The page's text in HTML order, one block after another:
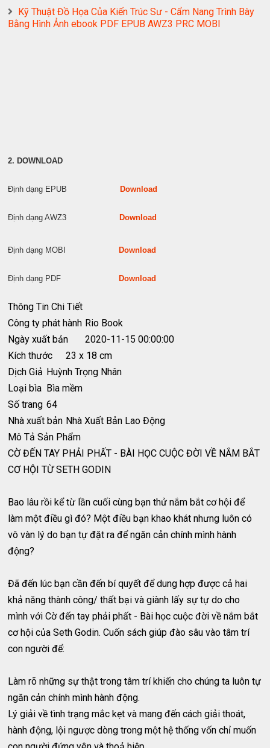
Kỹ Thuật Đồ Họa Của Kiến Trúc Sư - Cẩm Nang Trình Bày
Bằng Hình Ảnh ebook PDF EPUB AWZ3 PRC MOBI
2. DOWNLOAD
Định dạng EPUB Download
Định dạng AWZ3 Download
Định dạng MOBI Download
Định dạng PDF Download
Thông Tin Chi Tiết
Công ty phát hành Rio Book
Ngày xuất bản
2020-11-15 00:00:00
Kích thước
23 x 18 cm
Dịch Giả Huỳnh Trọng Nhân
Loại bìa Bìa mềm
Số trang 64
Nhà xuất bản Nhà Xuất Bản Lao Động
Mô Tả Sản Phẩm
CỜ ĐẾN TAY PHẢI PHẤT - BÀI HỌC CUỘC ĐỜI VỀ NẮM BẮT
CƠ HỘI TỪ SETH GODIN
Bao lâu rồi kể từ lần cuối cùng bạn thử nắm bắt cơ hội để
làm một điều gì đó? Một điều bạn khao khát nhưng luôn có
vô vàn lý do bạn tự đặt ra để ngăn cản chính mình hành
động?
Đã đến lúc bạn cần đến bí quyết để dung hợp được cả hai
khả năng thành công/ thất bại và giành lấy sự tự do cho
mình với Cờ đến tay phải phất - Bài học cuộc đời về nắm bắt
cơ hội của Seth Godin. Cuốn sách giúp đào sâu vào tâm trí
con người để:
Làm rõ những sự thật trong tâm trí khiến cho chúng ta luôn tự
ngăn cản chính mình hành động.
Lý giải về tình trạng mắc kẹt và mang đến cách giải thoát,
hành động, lội ngược dòng trong một hệ thống vốn chỉ muốn